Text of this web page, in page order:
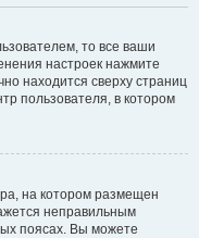
то все ваши
настроек нажмите
находится сверху страниц
пользователя, в котором
на котором размещен
неправильным
поясах. Вы можете